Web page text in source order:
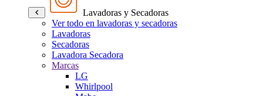
Lavadoras y Secadoras
Ver todo en lavadoras y secadoras
Lavadoras
Secadoras
Lavadora Secadora
Marcas
LG
Whirlpool